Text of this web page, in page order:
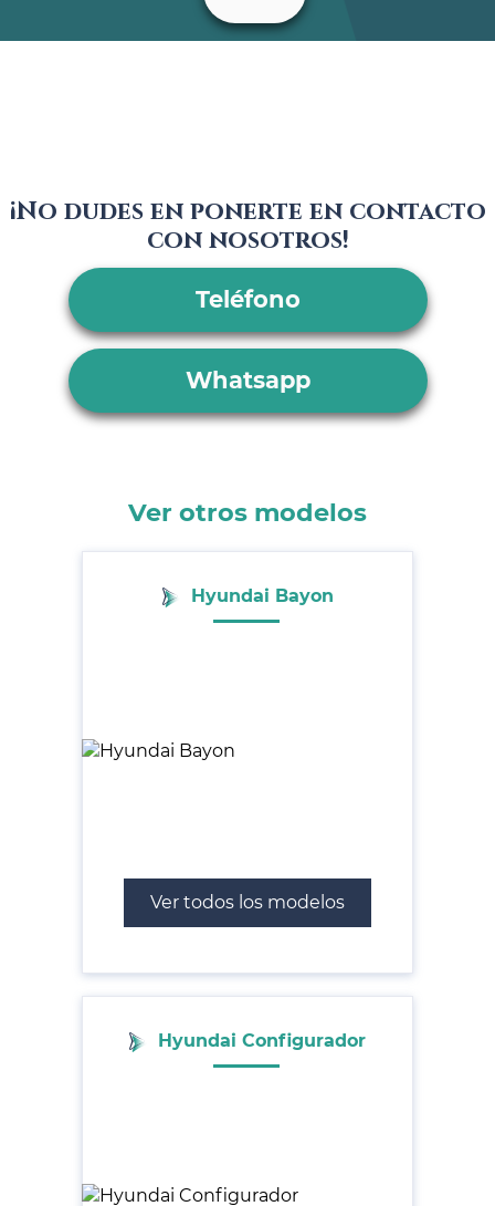
¡No dudes en ponerte en contacto
con nosotros!
Teléfono
Whatsapp
Ver otros modelos
Hyundai Bayon
Ver todos los modelos
Hyundai Configurador